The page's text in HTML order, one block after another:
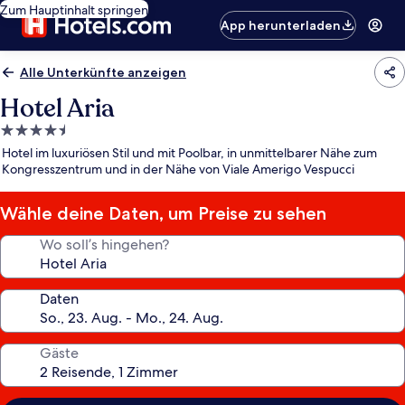
Zum Hauptinhalt springen
App herunterladen
Alle Unterkünfte anzeigen
Hotel Aria
4.5-
Sterne-
Unterkunft
Hotel im luxuriösen Stil und mit Poolbar, in unmittelbarer Nähe zum
Kongresszentrum und in der Nähe von Viale Amerigo Vespucci
Wähle deine Daten, um Preise zu sehen
Wo soll’s hingehen?
Daten
Gäste